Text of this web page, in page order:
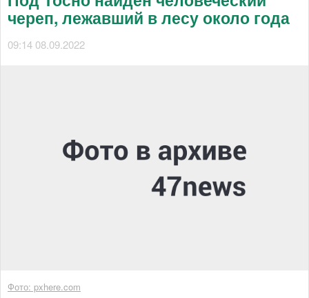
череп, лежавший в лесу около года
09:14 08.09.2022
Фото: pxhere.com